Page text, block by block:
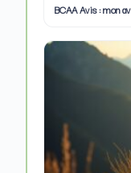
BCAA Avis : mon